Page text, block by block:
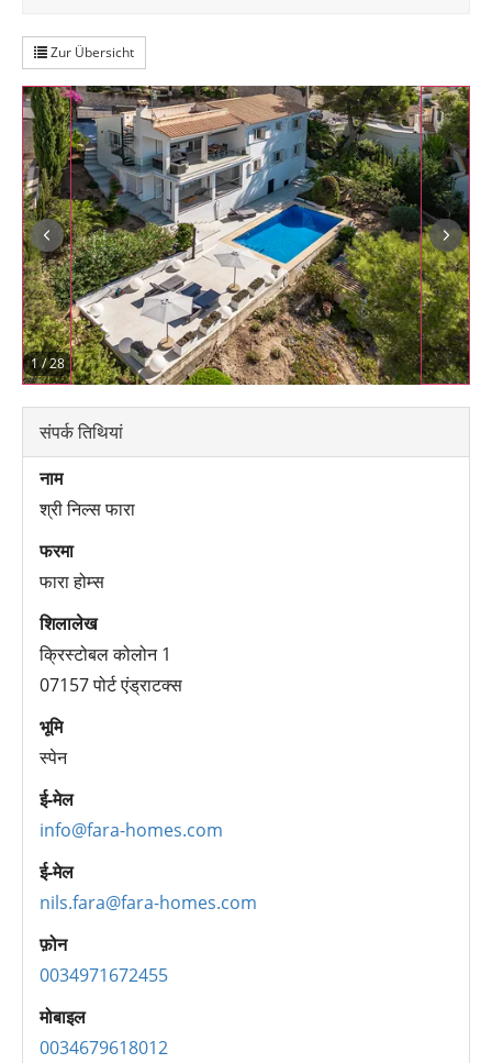
Zur Übersicht
1/28
संपर्क तिथियां
नाम
श्री निल्स फारा
फरमा
फारा होम्स
शिलालेख
क्रिस्टोबल कोलोन 1
07157 पोर्ट एंड्राटक्स
भूमि
स्पेन
ई-मेल
info@fara-homes.com
ई-मेल
nils.fara@fara-homes.com
फ़ोन
0034971672455
मोबाइल
0034679618012